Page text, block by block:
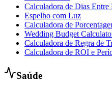
Calculadora de Dias Entre
Espelho com Luz
Calculadora de
Wedding Budget
Calculadora de Regra de
Calculadora de ROI e
Saúde